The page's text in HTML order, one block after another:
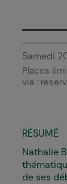
Samedi
Places
via :
RÉSUMÉ
Nathalie
de ses